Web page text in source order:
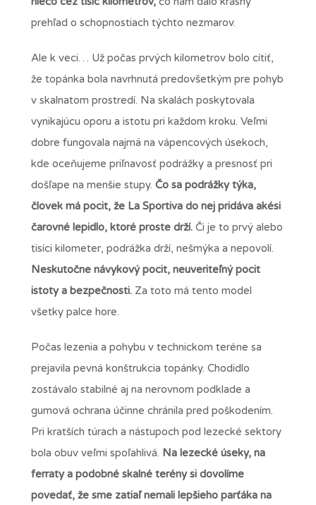
prehľad o schopnostiach týchto nezmarov.
Ale k veci… Už počas prvých kilometrov bolo cítiť,
že topánka bola navrhnutá predovšetkým pre pohyb
v skalnatom prostredí. Na skalách poskytovala
vynikajúcu oporu a istotu pri každom kroku. Veľmi
dobre fungovala najmä na vápencových úsekoch,
kde oceňujeme priľnavosť podrážky a presnosť pri
došľape na menšie stupy. Čo sa podrážky týka,
človek má pocit, že La Sportiva do nej pridáva akési
čarovné lepidlo, ktoré proste drží. Či je to prvý alebo
tisíci kilometer, podrážka drží, nešmýka a nepovolí.
Neskutočne návykový pocit, neuveriteľný pocit
istoty a bezpečnosti. Za toto má tento model
všetky palce hore.
Počas lezenia a pohybu v technickom teréne sa
prejavila pevná konštrukcia topánky. Chodidlo
zostávalo stabilné aj na nerovnom podklade a
gumová ochrana účinne chránila pred poškodením.
Pri kratších túrach a nástupoch pod lezecké sektory
bola obuv veľmi spoľahlivá. Na lezecké úseky, na
ferraty a podobné skalné terény si dovolíme
povedať, že sme zatiaľ nemali lepšieho parťáka na